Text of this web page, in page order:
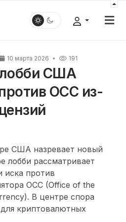
10 марта 2026 191
лобби США
OCC из-
США назревает новый
лобби рассматривает
иска против
OCC (Office of the
В центре спора
криптовалютных